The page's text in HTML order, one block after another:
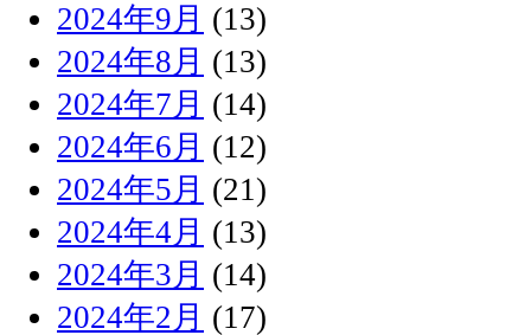
2024年9月 (13)
2024年8月 (13)
2024年7月 (14)
2024年6月 (12)
2024年5月 (21)
2024年4月 (13)
2024年3月 (14)
2024年2月 (17)